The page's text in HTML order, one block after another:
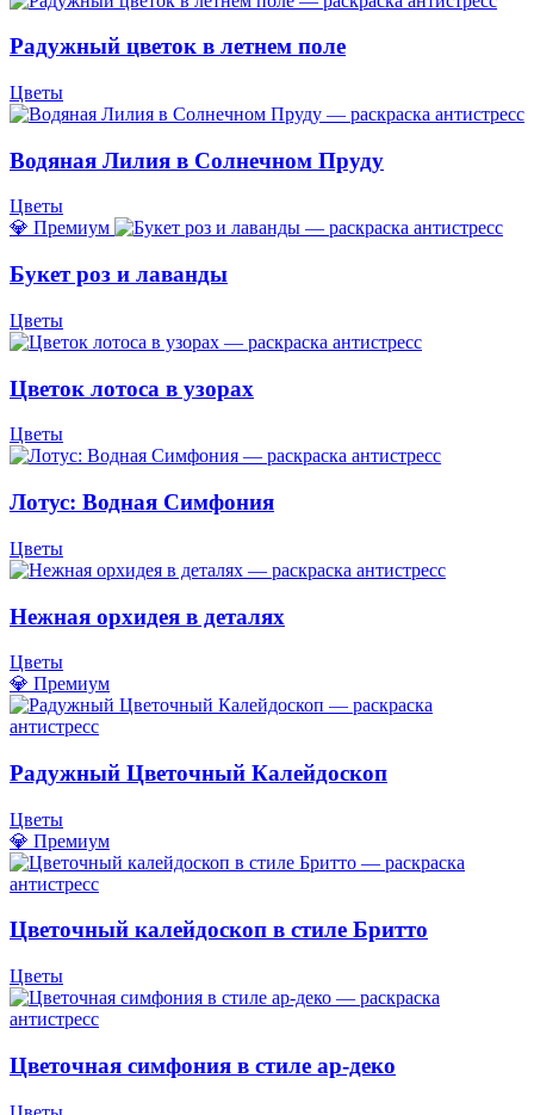
Радужный цветок в летнем поле
Цветы
Водяная Лилия в Солнечном Пруду
Цветы
💎 Премиум
Букет роз и лаванды
Цветы
Цветок лотоса в узорах
Цветы
Лотус: Водная Симфония
Цветы
Нежная орхидея в деталях
Цветы
💎 Премиум
Радужный Цветочный Калейдоскоп
Цветы
💎 Премиум
Цветочный калейдоскоп в стиле Бритто
Цветы
Цветочная симфония в стиле ар-деко